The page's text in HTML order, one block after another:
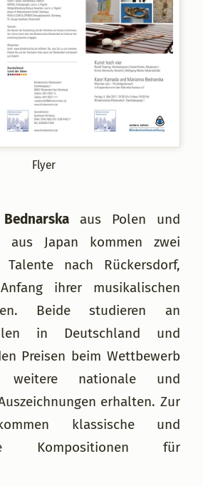
Flyer
aus Polen und
aus Japan kommen zwei
Talente nach Rückersdorf,
ihrer musikalischen
Beide studieren an
in Deutschland und
Preisen beim Wettbewerb
weitere nationale und
erhalten. Zur
klassische und
Kompositionen für